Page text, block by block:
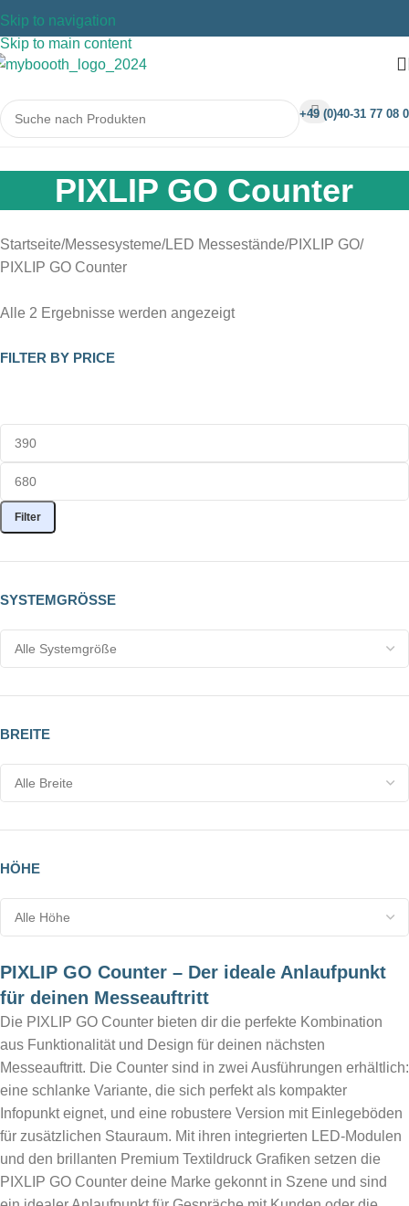
Skip to navigation
Skip to main content
+49 (0)40-31 77 08 0
PIXLIP GO Counter
Startseite Messesysteme LED Messestände PIXLIP GO
PIXLIP GO Counter
Alle 2 Ergebnisse werden angezeigt
FILTER BY PRICE
Filter
SYSTEMGRÖSSE
BREITE
HÖHE
PIXLIP GO Counter – Der ideale Anlaufpunkt
für deinen Messeauftritt
Die PIXLIP GO Counter bieten dir die perfekte Kombination
aus Funktionalität und Design für deinen nächsten
Messeauftritt. Die Counter sind in zwei Ausführungen erhältlich:
eine schlanke Variante, die sich perfekt als kompakter
Infopunkt eignet, und eine robustere Version mit Einlegeböden
für zusätzlichen Stauraum. Mit ihren integrierten LED-Modulen
und den brillanten Premium Textildruck Grafiken setzen die
PIXLIP GO Counter deine Marke gekonnt in Szene und sind